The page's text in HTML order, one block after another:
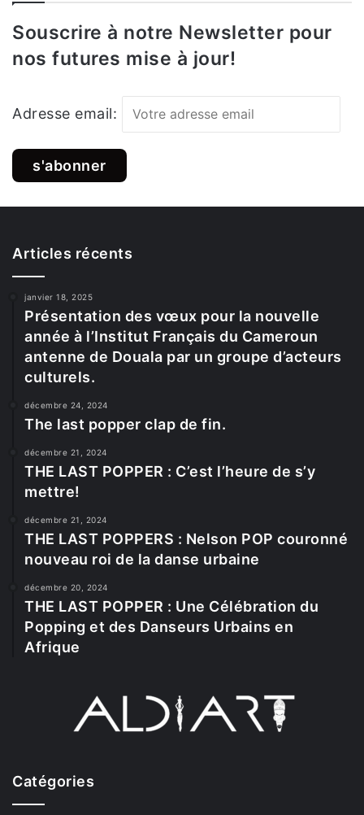
Souscrire à notre Newsletter pour
nos futures mise à jour!
Adresse email:
Articles récents
janvier 18, 2025
Présentation des vœux pour la nouvelle
année à l’Institut Français du Cameroun
antenne de Douala par un groupe d’acteurs
culturels.
décembre 24, 2024
The last popper clap de fin.
décembre 21, 2024
THE LAST POPPER : C’est l’heure de s’y
mettre!
décembre 21, 2024
THE LAST POPPERS : Nelson POP couronné
nouveau roi de la danse urbaine
décembre 20, 2024
THE LAST POPPER : Une Célébration du
Popping et des Danseurs Urbains en
Afrique
Catégories